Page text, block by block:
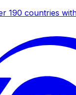
190 countries